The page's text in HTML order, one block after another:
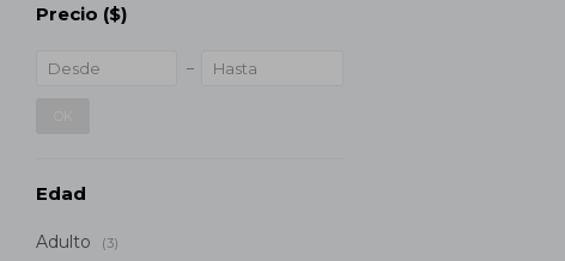
Precio ($)
Edad
Adulto (3)